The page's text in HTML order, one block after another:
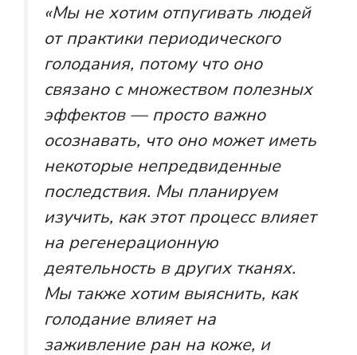
«Мы не хотим отпугивать людей
от практики периодического
голодания, потому что оно
связано с множеством полезных
эффектов — просто важно
осознавать, что оно может иметь
некоторые непредвиденные
последствия. Мы планируем
изучить, как этот процесс влияет
на регенерационную
деятельность в других тканях.
Мы также хотим выяснить, как
голодание влияет на
заживление ран на коже, и